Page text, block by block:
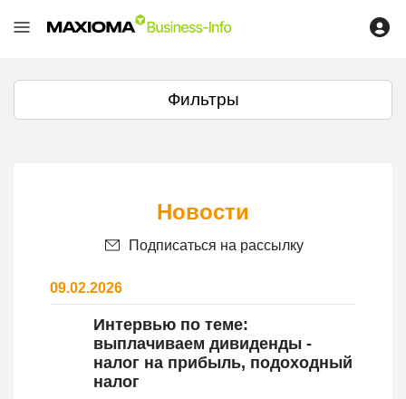
Фильтры
Новости
Подписаться на рассылку
09.02.2026
Интервью по теме:
выплачиваем дивиденды -
налог на прибыль, подоходный
налог